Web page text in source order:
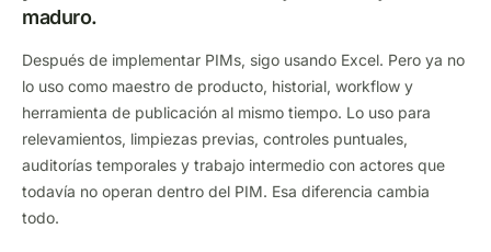
maduro.
Después de implementar PIMs, sigo usando Excel. Pero ya no
lo uso como maestro de producto, historial, workflow y
herramienta de publicación al mismo tiempo. Lo uso para
relevamientos, limpiezas previas, controles puntuales,
auditorías temporales y trabajo intermedio con actores que
todavía no operan dentro del PIM. Esa diferencia cambia
todo.